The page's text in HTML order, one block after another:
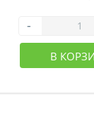
-
В